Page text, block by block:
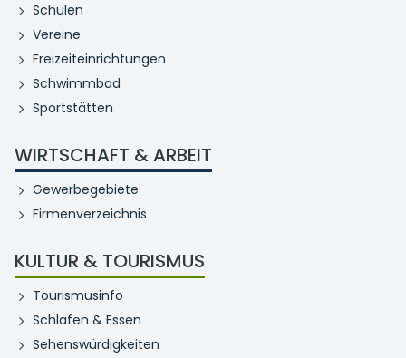
Schulen
Vereine
Freizeiteinrichtungen
Schwimmbad
Sportstätten
WIRTSCHAFT & ARBEIT
Gewerbegebiete
Firmenverzeichnis
KULTUR & TOURISMUS
Tourismusinfo
Schlafen & Essen
Sehenswürdigkeiten